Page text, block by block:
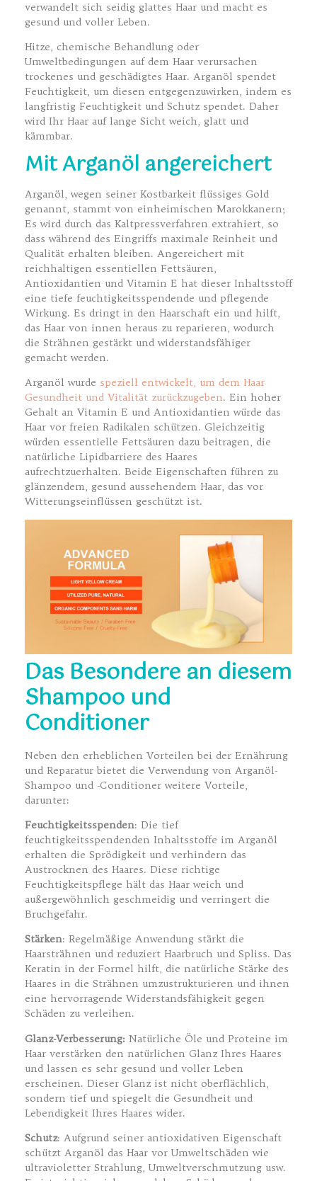
verwandelt sich seidig glattes Haar und macht es
gesund und voller Leben.
Hitze, chemische Behandlung oder
Umweltbedingungen auf dem Haar verursachen
trockenes und geschädigtes Haar. Arganöl spendet
Feuchtigkeit, um diesen entgegenzuwirken, indem es
langfristig Feuchtigkeit und Schutz spendet. Daher
wird Ihr Haar auf lange Sicht weich, glatt und
kämmbar.
Mit Arganöl angereichert
Arganöl, wegen seiner Kostbarkeit flüssiges Gold
genannt, stammt von einheimischen Marokkanern;
Es wird durch das Kaltpressverfahren extrahiert, so
dass während des Eingriffs maximale Reinheit und
Qualität erhalten bleiben. Angereichert mit
reichhaltigen essentiellen Fettsäuren,
Antioxidantien und Vitamin E hat dieser Inhaltsstoff
eine tiefe feuchtigkeitsspendende und pflegende
Wirkung. Es dringt in den Haarschaft ein und hilft,
das Haar von innen heraus zu reparieren, wodurch
die Strähnen gestärkt und widerstandsfähiger
gemacht werden.
Arganöl wurde speziell entwickelt, um dem Haar
Gesundheit und Vitalität zurückzugeben. Ein hoher
Gehalt an Vitamin E und Antioxidantien würde das
Haar vor freien Radikalen schützen. Gleichzeitig
würden essentielle Fettsäuren dazu beitragen, die
natürliche Lipidbarriere des Haares
aufrechtzuerhalten. Beide Eigenschaften führen zu
glänzendem, gesund aussehendem Haar, das vor
Witterungseinflüssen geschützt ist.
Das Besondere an diesem
Shampoo und
Conditioner
Neben den erheblichen Vorteilen bei der Ernährung
und Reparatur bietet die Verwendung von Arganöl-
Shampoo und -Conditioner weitere Vorteile,
darunter:
Feuchtigkeitsspenden: Die tief
feuchtigkeitsspendenden Inhaltsstoffe im Arganöl
erhalten die Sprödigkeit und verhindern das
Austrocknen des Haares. Diese richtige
Feuchtigkeitspflege hält das Haar weich und
außergewöhnlich geschmeidig und verringert die
Bruchgefahr.
Stärken: Regelmäßige Anwendung stärkt die
Haarsträhnen und reduziert Haarbruch und Spliss. Das
Keratin in der Formel hilft, die natürliche Stärke des
Haares in die Strähnen umzustrukturieren und ihnen
eine hervorragende Widerstandsfähigkeit gegen
Schäden zu verleihen.
Glanz-Verbesserung: Natürliche Öle und Proteine im
Haar verstärken den natürlichen Glanz Ihres Haares
und lassen es sehr gesund und voller Leben
erscheinen. Dieser Glanz ist nicht oberflächlich,
sondern tief und spiegelt die Gesundheit und
Lebendigkeit Ihres Haares wider.
Schutz: Aufgrund seiner antioxidativen Eigenschaft
schützt Arganöl das Haar vor Umweltschäden wie
ultravioletter Strahlung, Umweltverschmutzung usw.